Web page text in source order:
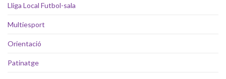
Lliga Local Futbol-sala
Multiesport
Orientació
Patinatge